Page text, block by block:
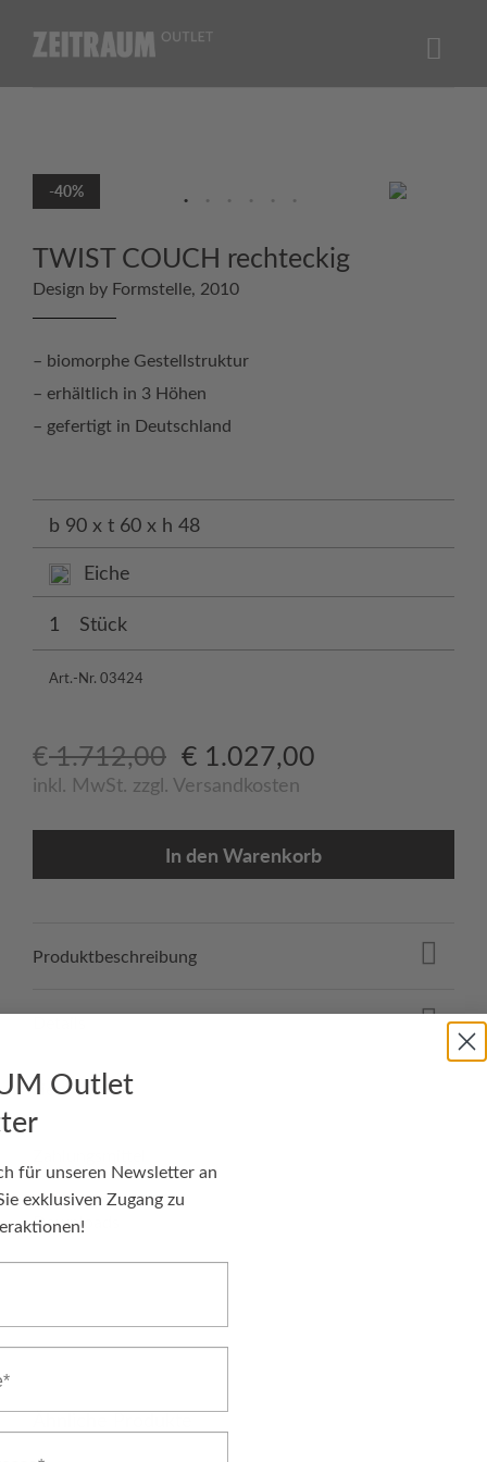
-40%
TWIST COUCH rechteckig
Design by Formstelle, 2010
– biomorphe Gestellstruktur
– erhältlich in 3 Höhen
– gefertigt in Deutschland
b 90 x t 60 x h 48
Eiche
Stück
Art.-Nr. 03424
€1.712,00 Ursprünglicher
Preis
€ 1.712,00
€ 1.027,00Aktueller
€ 1.027,00.
inkl. MwSt. zzgl. Versandkosten
In den Warenkorb
Produktbeschreibung
Lieferung
Downloads
Ähnliche Produkte
Outlet
für unseren Newsletter an
exklusiven Zugang zu